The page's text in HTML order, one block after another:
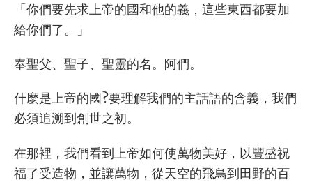
「你們要先求上帝的國和他的義，這些東西都要加
給你們了。」
奉聖父、聖子、聖靈的名。阿們。
什麼是上帝的國?要理解我們的主話語的含義，我們
必須追溯到創世之初。
在那裡，我們看到上帝如何使萬物美好，以豐盛祝
福了受造物，並讓萬物，從天空的飛鳥到田野的百